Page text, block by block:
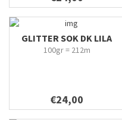
GLITTER SOK DK LILA
100gr = 212m
€24,00